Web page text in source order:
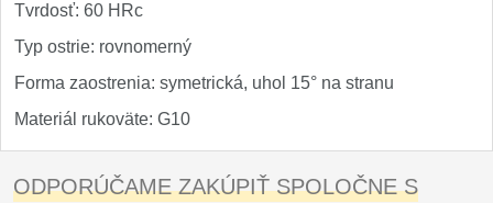
Tvrdosť: 60 HRc
Typ ostrie: rovnomerný
Forma zaostrenia: symetrická, uhol 15° na stranu
Materiál rukoväte: G10
ODPORÚČAME ZAKÚPIŤ SPOLOČNE S